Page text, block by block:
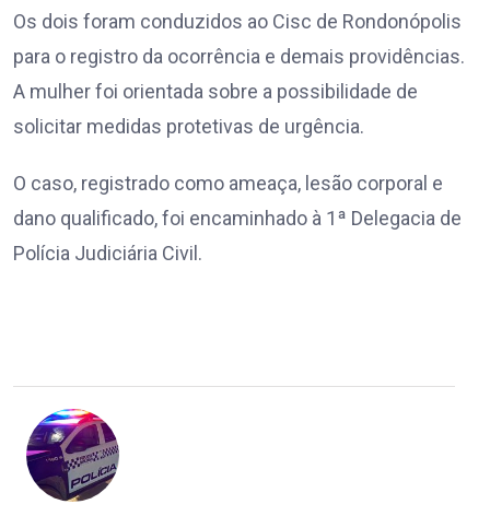
Os dois foram conduzidos ao Cisc de Rondonópolis
para o registro da ocorrência e demais providências.
A mulher foi orientada sobre a possibilidade de
solicitar medidas protetivas de urgência.
O caso, registrado como ameaça, lesão corporal e
dano qualificado, foi encaminhado à 1ª Delegacia de
Polícia Judiciária Civil.